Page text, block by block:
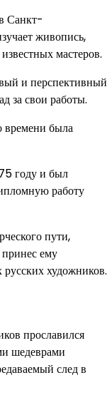
Санкт-
живопись,
мастеров.
и перспективный
за свои работы.
времени была
году и был
работу
пути,
ему
художников.
прославился
шедеврами
след в